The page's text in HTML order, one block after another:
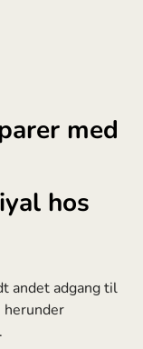
med
hos
andet adgang til
herunder